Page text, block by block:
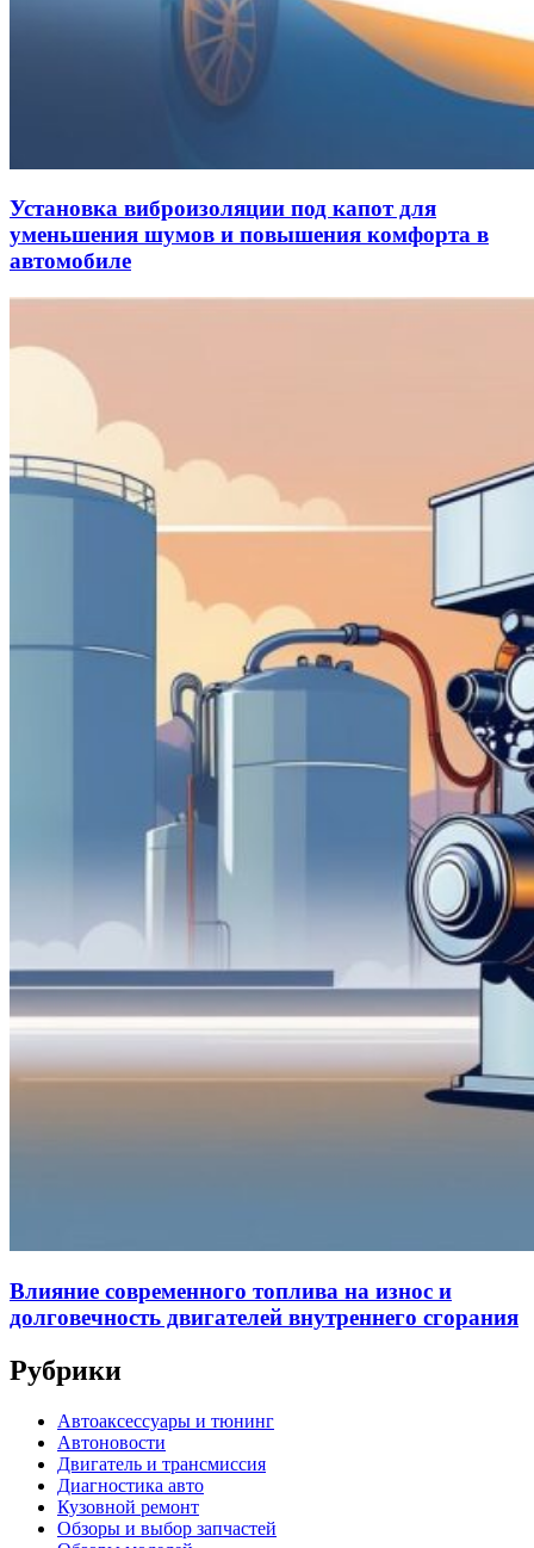
Установка виброизоляции под капот для
уменьшения шумов и повышения комфорта в
автомобиле
Влияние современного топлива на износ и
долговечность двигателей внутреннего сгорания
Рубрики
Автоаксессуары и тюнинг
Автоновости
Двигатель и трансмиссия
Диагностика авто
Кузовной ремонт
Обзоры и выбор запчастей